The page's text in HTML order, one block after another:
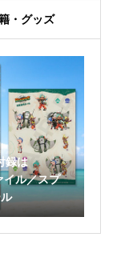
・グッズ
録は
ル／スプ